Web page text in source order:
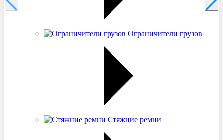
Ограничители грузов
Стяжние ремни